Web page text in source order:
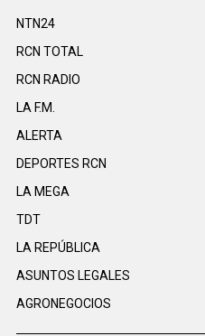
NTN24
RCN TOTAL
RCN RADIO
LA F.M.
ALERTA
DEPORTES RCN
LA MEGA
TDT
LA REPÚBLICA
ASUNTOS LEGALES
AGRONEGOCIOS